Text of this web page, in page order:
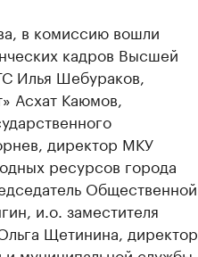
в комиссию вошли
кадров Высшей
Илья Шебураков,
Асхат Каюмов,
директор МКУ
ресурсов города
Общественной
и.о. заместителя
Щетинина, директор